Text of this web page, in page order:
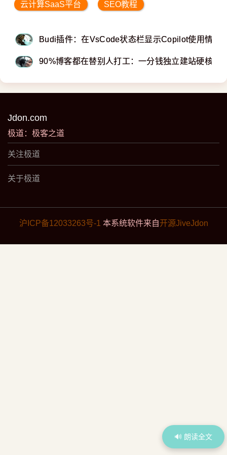
云计算SaaS平台 SEO教程
Budi插件：在VsCode状态栏显示Copilot使用情况
90%博客都在替别人打工：一分钱独立建站硬核教
Jdon.com
极道：极客之道
关注极道
关于极道
沪ICP备12033263号-1 本系统软件来自开源JiveJdon
🔊 朗读全文